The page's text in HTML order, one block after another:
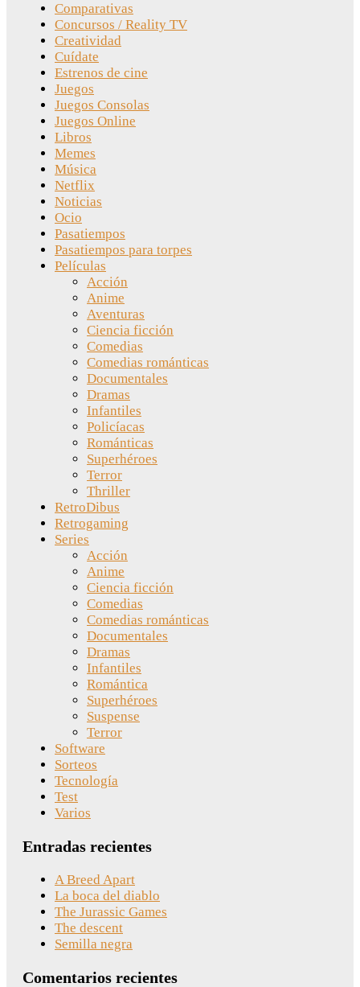
Comparativas
Concursos / Reality TV
Creatividad
Cuídate
Estrenos de cine
Juegos
Juegos Consolas
Juegos Online
Libros
Memes
Música
Netflix
Noticias
Ocio
Pasatiempos
Pasatiempos para torpes
Películas
Acción
Anime
Aventuras
Ciencia ficción
Comedias
Comedias románticas
Documentales
Dramas
Infantiles
Policíacas
Románticas
Superhéroes
Terror
Thriller
RetroDibus
Retrogaming
Series
Acción
Anime
Ciencia ficción
Comedias
Comedias románticas
Documentales
Dramas
Infantiles
Romántica
Superhéroes
Suspense
Terror
Software
Sorteos
Tecnología
Test
Varios
Entradas recientes
A Breed Apart
La boca del diablo
The Jurassic Games
The descent
Semilla negra
Comentarios recientes